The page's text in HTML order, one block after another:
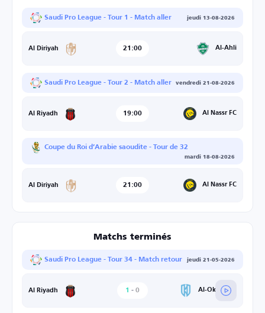
Saudi Pro League - Tour 1 - Match aller jeudi 13-08-2026
Al Diriyah 21:00 Al-Ahli
Saudi Pro League - Tour 2 - Match aller vendredi 21-08-2026
Al Riyadh 19:00 Al Nassr FC
Coupe du Roi d’Arabie saoudite - Tour de 32
mardi 18-08-2026
Al Diriyah 21:00 Al Nassr FC
Matchs terminés
Saudi Pro League - Tour 34 - Match retour jeudi 21-05-2026
Al Riyadh 1 - 0 Al-Okhdood